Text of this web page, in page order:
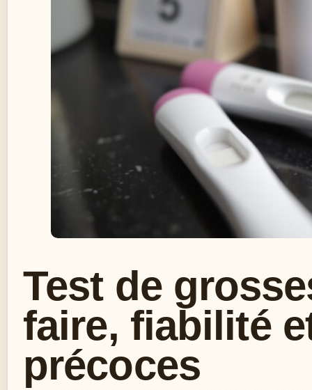
Test de
faire, fiabilité
précoces